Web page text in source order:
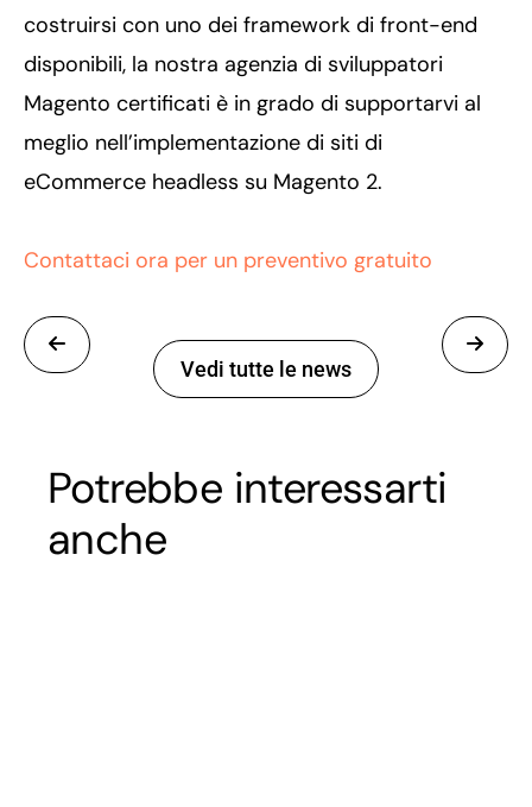
costruirsi con uno dei framework di front-end
disponibili, la nostra agenzia di sviluppatori
Magento certificati è in grado di supportarvi al
meglio nell’implementazione di siti di
eCommerce headless su Magento 2.
Contattaci ora per un preventivo gratuito
Vedi tutte le news
Potrebbe interessarti
anche